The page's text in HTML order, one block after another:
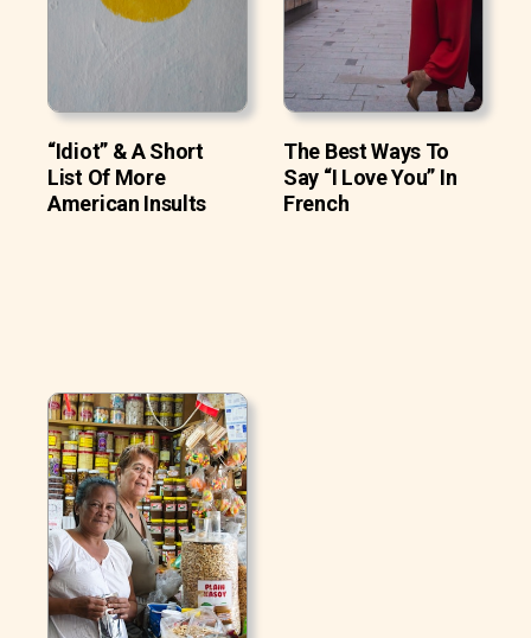
“Idiot” & A Short
List Of More
American Insults
The Best Ways To
Say “I Love You” In
French